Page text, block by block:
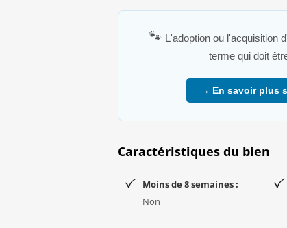
🐾 L'adoption ou l'acquisition
terme qui doit
→ En savoir plus
Caractéristiques du bien
Moins de 8 semaines :
Non